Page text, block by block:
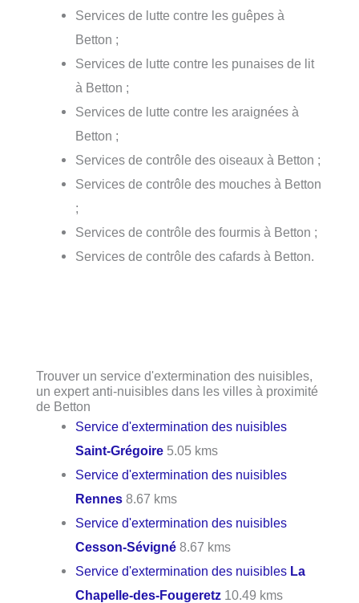
Services de lutte contre les guêpes à
Betton ;
Services de lutte contre les punaises de lit
à Betton ;
Services de lutte contre les araignées à
Betton ;
Services de contrôle des oiseaux à Betton ;
Services de contrôle des mouches à Betton
;
Services de contrôle des fourmis à Betton ;
Services de contrôle des cafards à Betton.
Trouver un service d'extermination des nuisibles,
un expert anti-nuisibles dans les villes à proximité
de Betton
Service d'extermination des nuisibles
Saint-Grégoire 5.05 kms
Service d'extermination des nuisibles
Rennes 8.67 kms
Service d'extermination des nuisibles
Cesson-Sévigné 8.67 kms
Service d'extermination des nuisibles La
Chapelle-des-Fougeretz 10.49 kms